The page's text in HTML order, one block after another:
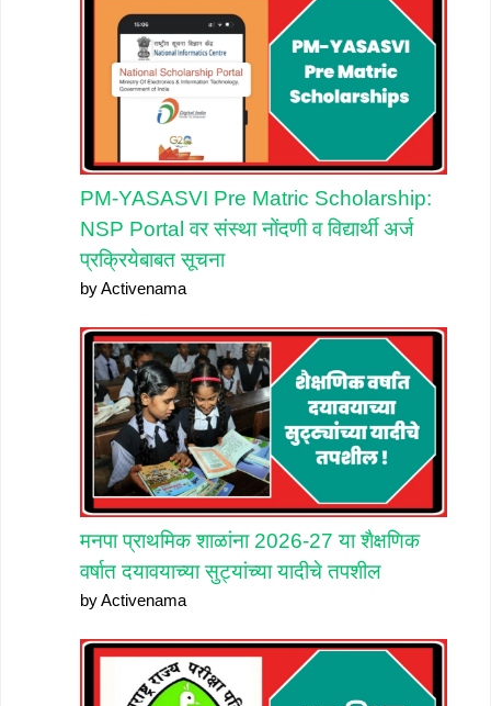
PM-YASASVI Pre Matric Scholarship:
NSP Portal वर संस्था नोंदणी व विद्यार्थी अर्ज
प्रक्रियेबाबत सूचना
by Activenama
मनपा प्राथमिक शाळांना 2026-27 या शैक्षणिक
वर्षात दयावयाच्या सुट्यांच्या यादीचे तपशील
by Activenama